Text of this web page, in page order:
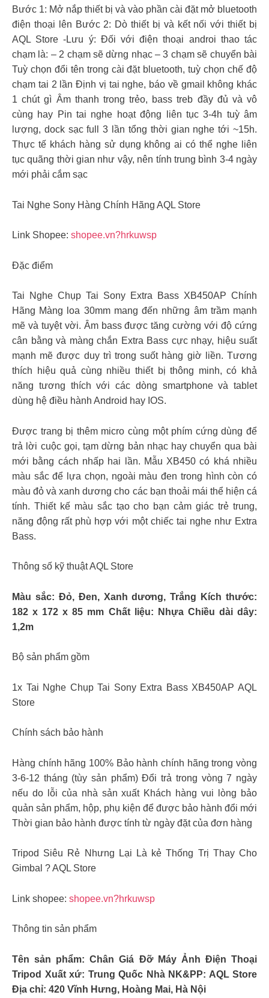
Bước 1: Mở nắp thiết bị và vào phần cài đặt mở bluetooth
điện thoại lên Bước 2: Dò thiết bị và kết nối với thiết bị
AQL Store -Lưu ý: Đối với điện thoại androi thao tác
chạm là: – 2 chạm sẽ dừng nhạc – 3 chạm sẽ chuyển bài
Tuỳ chọn đổi tên trong cài đặt bluetooth, tuỳ chọn chế độ
chạm tai 2 lần Định vị tai nghe, báo về gmail không khác
1 chút gì Âm thanh trong trẻo, bass treb đầy đủ và vô
cùng hay Pin tai nghe hoạt động liên tục 3-4h tuỳ âm
lượng, dock sạc full 3 lần tổng thời gian nghe tới ~15h.
Thực tế khách hàng sử dụng không ai có thể nghe liên
tục quãng thời gian như vậy, nên tính trung bình 3-4 ngày
mới phải cắm sạc
Tai Nghe Sony Hàng Chính Hãng AQL Store
Link Shopee: shopee.vn?hrkuwsp
Đặc điểm
Tai Nghe Chụp Tai Sony Extra Bass XB450AP Chính
Hãng Màng loa 30mm mang đến những âm trầm mạnh
mẽ và tuyệt vời. Âm bass được tăng cường với độ cứng
cân bằng và màng chắn Extra Bass cực nhạy, hiệu suất
mạnh mẽ được duy trì trong suốt hàng giờ liền. Tương
thích hiệu quả cùng nhiều thiết bị thông minh, có khả
năng tương thích với các dòng smartphone và tablet
dùng hệ điều hành Android hay IOS.
Được trang bị thêm micro cùng một phím cứng dùng để
trả lời cuộc gọi, tạm dừng bản nhạc hay chuyển qua bài
mới bằng cách nhấp hai lần. Mẫu XB450 có khá nhiều
màu sắc để lựa chọn, ngoài màu đen trong hình còn có
màu đỏ và xanh dương cho các bạn thoải mái thể hiện cá
tính. Thiết kế màu sắc tạo cho bạn cảm giác trẻ trung,
năng động rất phù hợp với một chiếc tai nghe như Extra
Bass.
Thông số kỹ thuật AQL Store
Màu sắc: Đỏ, Đen, Xanh dương, Trắng Kích thước:
182 x 172 x 85 mm Chất liệu: Nhựa Chiều dài dây:
1,2m
Bộ sản phẩm gồm
1x Tai Nghe Chụp Tai Sony Extra Bass XB450AP AQL
Store
Chính sách bảo hành
Hàng chính hãng 100% Bảo hành chính hãng trong vòng
3-6-12 tháng (tùy sản phẩm) Đổi trả trong vòng 7 ngày
nếu do lỗi của nhà sản xuất Khách hàng vui lòng bảo
quản sản phẩm, hộp, phụ kiện để được bảo hành đổi mới
Thời gian bảo hành được tính từ ngày đặt của đơn hàng
Tripod Siêu Rẻ Nhưng Lại Là kẻ Thống Trị Thay Cho
Gimbal ? AQL Store
Link shopee: shopee.vn?hrkuwsp
Thông tin sản phẩm
Tên sản phẩm: Chân Giá Đỡ Máy Ảnh Điện Thoại
Tripod Xuất xứ: Trung Quốc Nhà NK&PP: AQL Store
Địa chỉ: 420 Vĩnh Hưng, Hoàng Mai, Hà Nội